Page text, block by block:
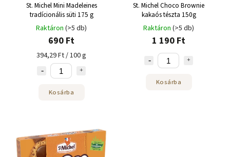
St. Michel Mini Madeleines
tradícionális süti 175 g
Raktáron (>5 db)
690 Ft
394,29 Ft / 100 g
Kosárba
St. Michel Choco Brownie
kakaós tészta 150g
Raktáron (>5 db)
1 190 Ft
Kosárba